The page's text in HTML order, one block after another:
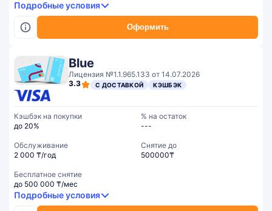
Оформить
Подробные условия
Blue
Лицензия №1.1.965.133 от 14.07.2026
3.3
С ДОСТАВКОЙ КЭШБЭК
Кэшбэк на покупки
до 20%
% на остаток
---
Обслуживание
2 000 ₸/год
Cнятие до
500000₸
Бесплатное снятие
до 500 000 ₸/мес
Подробные условия